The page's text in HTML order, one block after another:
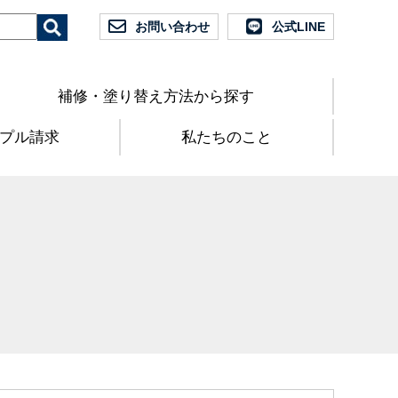
お問い合わせ 公式LINE
補修・塗り替え方法から探す
ル請求 私たちのこと